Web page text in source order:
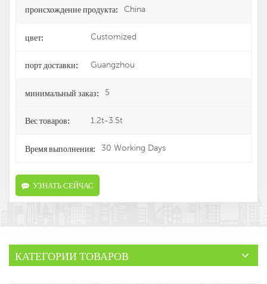
происхождение продукта: China
цвет: Customized
порт доставки: Guangzhou
минимальный заказ: 5
Вес товаров: 1.2t-3.5t
Время выполнения: 30 Working Days
УЗНАТЬ СЕЙЧАС
КАТЕГОРИИ ТОВАРОВ